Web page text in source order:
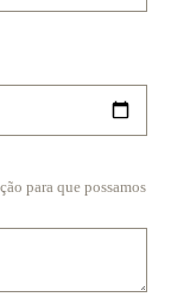
para que possamos